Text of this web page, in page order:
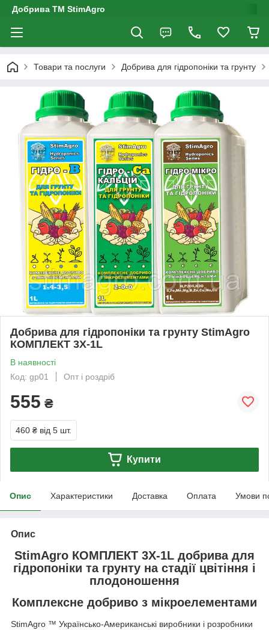
Добрива ТМ StimAgro
Товари та послуги Добрива для гідропоніки та грунту
Добрива для гідропоніки та грунту StimAgro
КОМПЛЕКТ 3X-1L
В наявності
Код: gp01
Опт і роздріб
555 ₴
460 ₴ від 5 шт.
Купити
Опис Характеристики Доставка Оплата Умови
Опис
StimAgro КОМПЛЕКТ 3X-1L добрива для
гідропоніки та грунту на стадії цвітіння і
плодоношення
Комплексне добриво з мікроелементами
StimAgro ™ Українсько-Американські виробники і розробники